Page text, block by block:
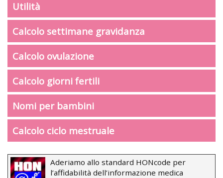
Utilità
Calcolo settimane gravidanza
Calcolo ovulazione
Calcolo giorni fertili
Nomi per bambini
Calcolo ciclo mestruale
Aderiamo allo standard HONcode per
l’affidabilità dell’informazione medica